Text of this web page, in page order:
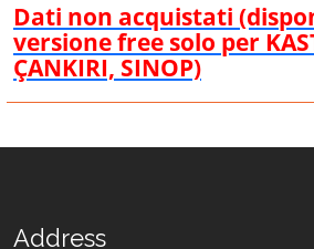
Dati non acquistati
versione free solo per
ÇANKIRI, SINOP)
Address